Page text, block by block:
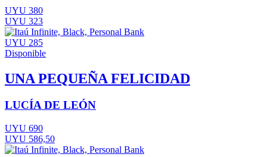
UYU 380
UYU 323
UYU 285
Disponible
UNA PEQUEÑA FELICIDAD
LUCÍA DE LEÓN
UYU 690
UYU 586,50